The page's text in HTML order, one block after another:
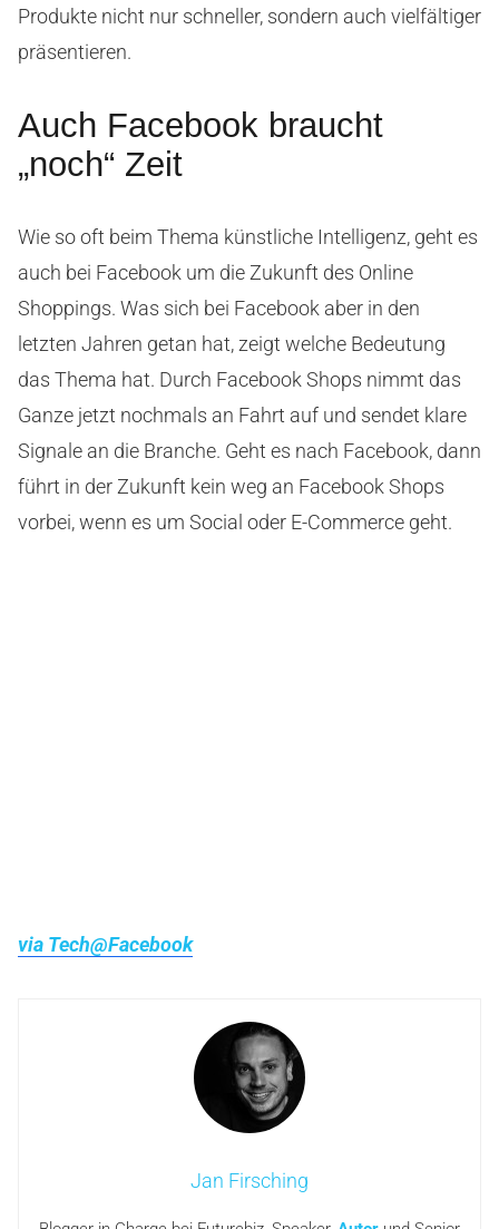
Produkte nicht nur schneller, sondern auch vielfältiger
präsentieren.
Auch Facebook braucht
„noch“ Zeit
Wie so oft beim Thema künstliche Intelligenz, geht es
auch bei Facebook um die Zukunft des Online
Shoppings. Was sich bei Facebook aber in den
letzten Jahren getan hat, zeigt welche Bedeutung
das Thema hat. Durch Facebook Shops nimmt das
Ganze jetzt nochmals an Fahrt auf und sendet klare
Signale an die Branche. Geht es nach Facebook, dann
führt in der Zukunft kein weg an Facebook Shops
vorbei, wenn es um Social oder E-Commerce geht.
via Tech@Facebook
Jan Firsching